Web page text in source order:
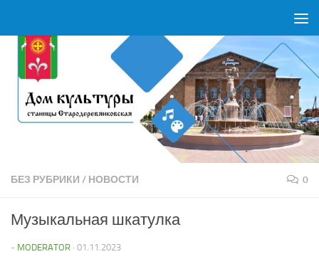
БЕЗ РУБРИКИ / НОВОСТИ 0
Музыкальная шкатулка
- MODERATOR · 01.11.2023